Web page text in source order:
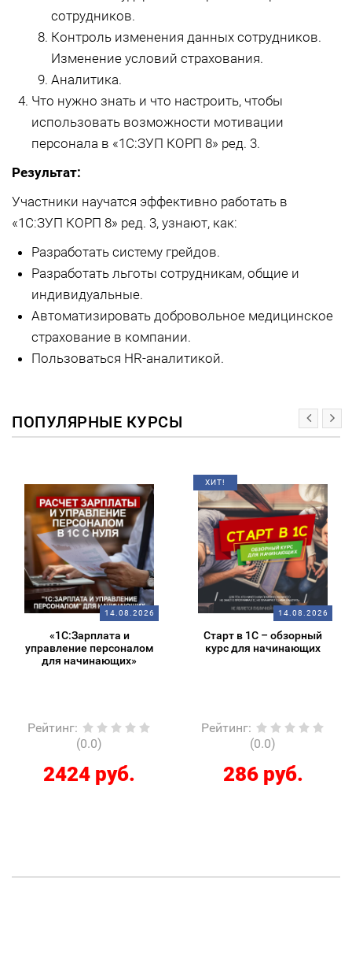
сотрудников.
Контроль изменения данных сотрудников.
Изменение условий страхования.
Аналитика.
Что нужно знать и что настроить, чтобы
использовать возможности мотивации
персонала в «1С:ЗУП КОРП 8» ред. 3.
Результат:
Участники научатся эффективно работать в
«1С:ЗУП КОРП 8» ред. 3, узнают, как:
Разработать систему грейдов.
Разработать льготы сотрудникам, общие и
индивидуальные.
Автоматизировать добровольное медицинское
страхование в компании.
Пользоваться HR-аналитикой.
ПОПУЛЯРНЫЕ КУРСЫ
14.08.2026
«1С:Зарплата и
управление персоналом
для начинающих»
Рейтинг:
(0.0)
2424 руб.
ХИТ!
14.08.2026
Старт в 1С – обзорный
курс для начинающих
Рейтинг:
(0.0)
286 руб.